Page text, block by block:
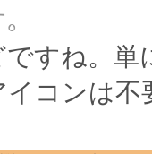
すね。単
コンは不